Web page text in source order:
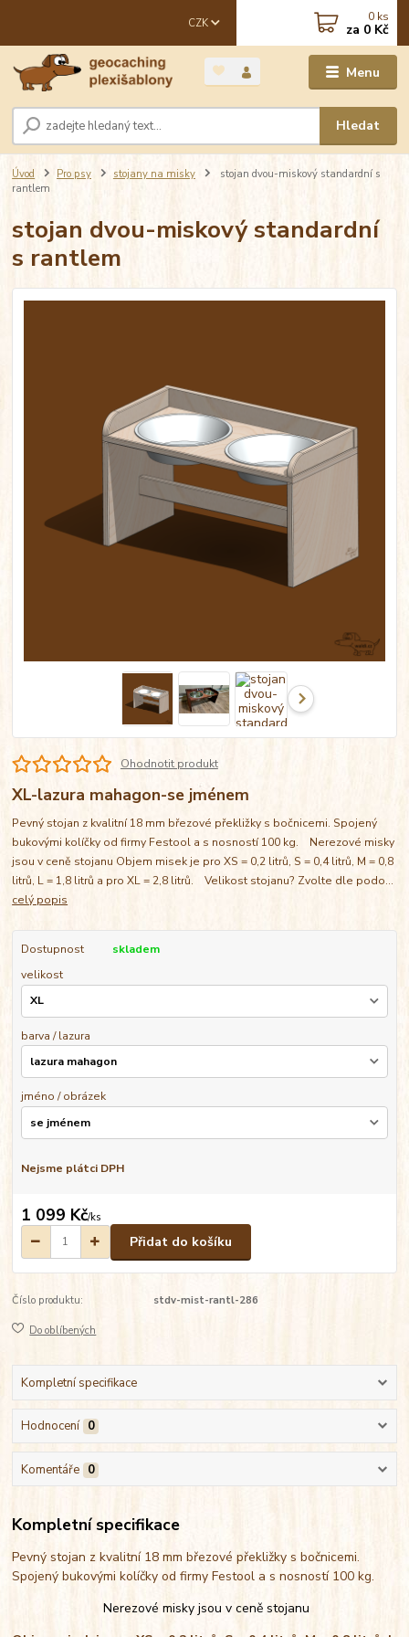
Menu
CZK
Hledat
0 ks
za 0 Kč
Úvod Pro psy stojany na misky
stojan dvou-miskový standardní s
rantlem
stojan dvou-miskový standardní
s rantlem
Ohodnotit produkt
XL-lazura mahagon-se jménem
Pevný stojan z kvalitní 18 mm březové překližky s bočnicemi. Spojený
bukovými kolíčky od firmy Festool a s nosností 100 kg. Nerezové misky
jsou v ceně stojanu Objem misek je pro XS = 0,2 litrů, S = 0,4 litrů, M = 0,8
litrů, L = 1,8 litrů a pro XL = 2,8 litrů. Velikost stojanu? Zvolte dle podo...
celý popis
Dostupnost
skladem
velikost
barva / lazura
jméno / obrázek
Nejsme plátci DPH
1 099 Kč/ks
Přidat do košíku
Číslo produktu: stdv-mist-rantl-286
Do oblíbených
Kompletní specifikace
Hodnocení 0
Komentáře 0
Kompletní specifikace
Pevný stojan z kvalitní 18 mm březové překližky s bočnicemi.
Spojený bukovými kolíčky od firmy Festool a s nosností 100 kg.
Nerezové misky jsou v ceně stojanu